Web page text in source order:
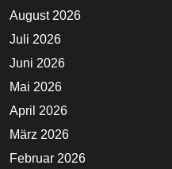
August 2026
Juli 2026
Juni 2026
Mai 2026
April 2026
März 2026
Februar 2026